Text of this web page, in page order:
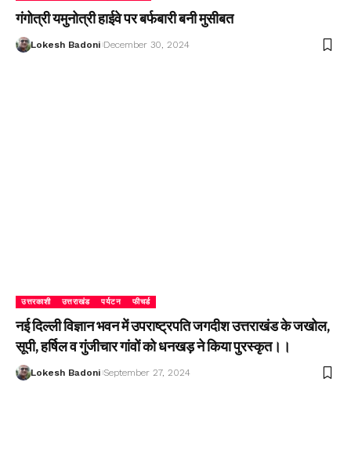
गंगोत्री यमुनोत्री हाईवे पर बर्फबारी बनी मुसीबत
Lokesh Badoni December 30, 2024
उत्तरकाशी उत्तराखंड पर्यटन फीचर्ड
नई दिल्ली विज्ञान भवन में उपराष्ट्रपति जगदीश उत्तराखंड के जखोल,
सूपी, हर्षिल व गुंजीचार गांवों को धनखड़ ने किया पुरस्कृत।।
Lokesh Badoni September 27, 2024